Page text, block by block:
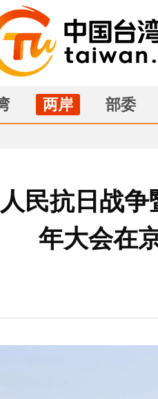
两岸 部委
民抗日战
年大会在